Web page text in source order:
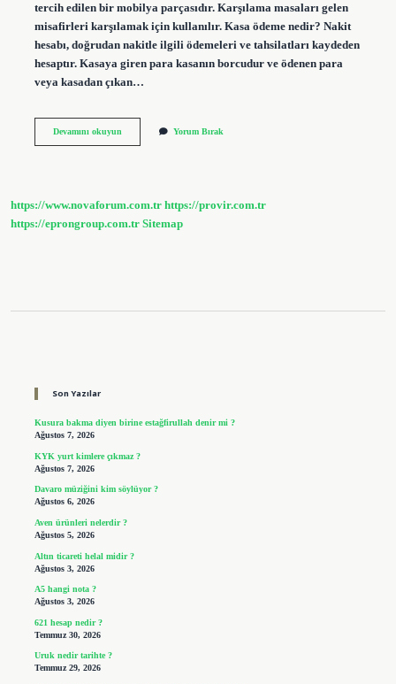
tercih edilen bir mobilya parçasıdır. Karşılama masaları gelen
misafirleri karşılamak için kullanılır. Kasa ödeme nedir? Nakit
hesabı, doğrudan nakitle ilgili ödemeleri ve tahsilatları kaydeden
hesaptır. Kasaya giren para kasanın borcudur ve ödenen para
veya kasadan çıkan…
Devamını okuyunKasa
Yorum Bırak
https://www.novaforum.com.tr https://provir.com.tr
https://eprongroup.com.tr Sitemap
Son Yazılar
Kusura bakma diyen birine estağfirullah denir mi ?
Ağustos 7, 2026
KYK yurt kimlere çıkmaz ?
Ağustos 7, 2026
Davaro müziğini kim söylüyor ?
Ağustos 6, 2026
Aven ürünleri nelerdir ?
Ağustos 5, 2026
Altın ticareti helal midir ?
Ağustos 3, 2026
A5 hangi nota ?
Ağustos 3, 2026
621 hesap nedir ?
Temmuz 30, 2026
Uruk nedir tarihte ?
Temmuz 29, 2026